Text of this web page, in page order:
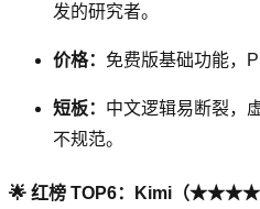
发的研究者。
价格： 免费版基础功能，
短板： 中文逻辑易断裂，
不规范。
🌟 红榜 TOP6：Kimi（★★★★